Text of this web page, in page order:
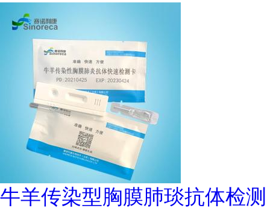
牛羊传染型胸膜肺琰抗体检测